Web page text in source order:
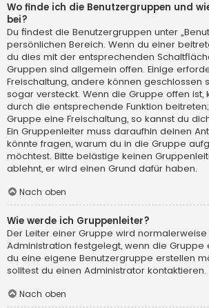
Wo finde ich die Benutzergruppen und
bei?
Du findest die Benutzergruppen unter
persönlichen Bereich. Wenn du einer
du dies mit der entsprechenden
Gruppen sind allgemein offen. Einige
Freischaltung, andere können geschlossen
sogar versteckt. Wenn die Gruppe offen ist,
durch die entsprechende Funktion
Gruppe eine Freischaltung, so kannst du
Ein Gruppenleiter muss daraufhin deinen
könnte fragen, warum du in die Gruppe
möchtest. Bitte belästige keinen
ablehnt, er wird einen Grund dafür haben.
Nach oben
Wie werde ich Gruppenleiter?
Der Leiter einer Gruppe wird
Administration festgelegt, wenn die Gruppe
du eine eigene Benutzergruppe erstellen
solltest du einen Administrator kontaktieren.
Nach oben